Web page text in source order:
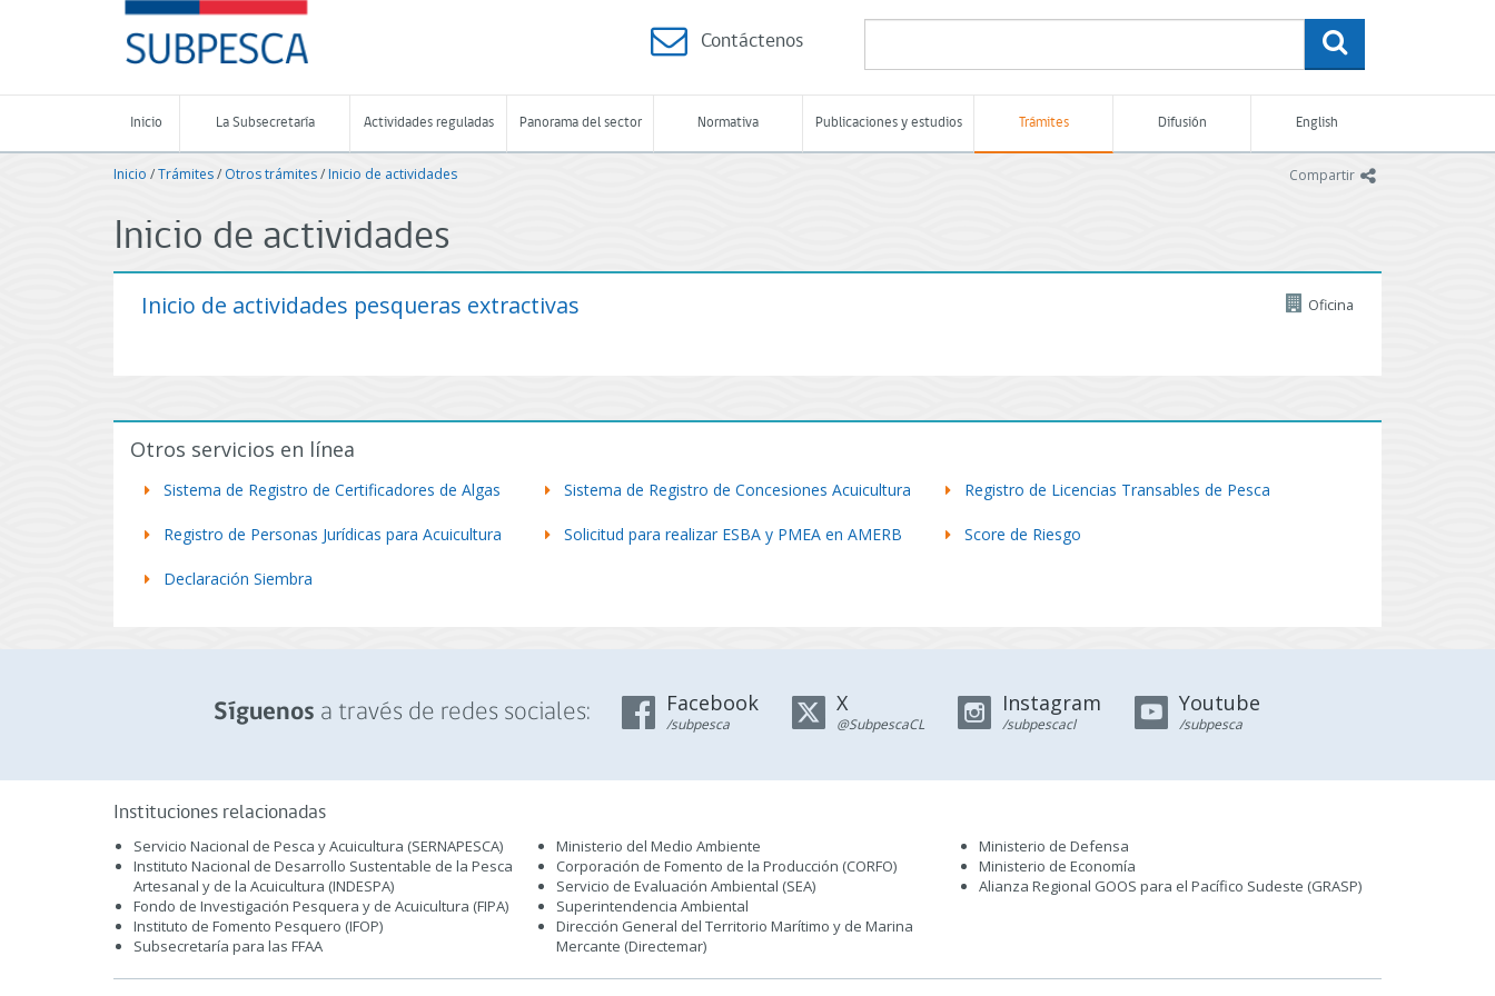
-
Subsecretaría
de
Pesca
Acuicultura
-
de
Chile
Contáctenos
Inicio La Subsecretaría Actividades reguladas Panorama del sector Normativa Publicaciones y estudios Trámites Difusión English
Inicio /Trámites/ Otros trámites/Inicio de actividades Compartir icono
Inicio de actividades
Inicio de actividades pesqueras extractivas Oficina
Otros servicios en línea
Sistema de Registro de Certificadores de Algas Sistema de Registro de Concesiones Acuicultura Registro de Licencias Transables de Pesca
Registro de Personas Jurídicas para Acuicultura Solicitud para realizar ESBA y PMEA en AMERB Score de Riesgo
Declaración Siembra
Síguenos a través de redes sociales: Facebook
/subpesca
X
@SubpescaCL
Instagram
/subpescacl
Youtube
/subpesca
Instituciones relacionadas
Servicio Nacional de Pesca y Acuicultura (SERNAPESCA)
Instituto Nacional de Desarrollo Sustentable de la Pesca
Artesanal y de la Acuicultura (INDESPA)
Fondo de Investigación Pesquera y de Acuicultura (FIPA)
Instituto de Fomento Pesquero (IFOP)
Subsecretaría para las FFAA
Ministerio del Medio Ambiente
Corporación de Fomento de la Producción (CORFO)
Servicio de Evaluación Ambiental (SEA)
Superintendencia Ambiental
Dirección General del Territorio Marítimo y de Marina
Mercante (Directemar)
Ministerio de Defensa
Ministerio de Economía
Alianza Regional GOOS para el Pacífico Sudeste (GRASP)